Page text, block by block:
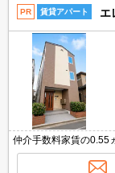
PR 賃貸アパート エ
仲介手数料家賃の0.55
付マンション。最上
め物件。詳細はお問い